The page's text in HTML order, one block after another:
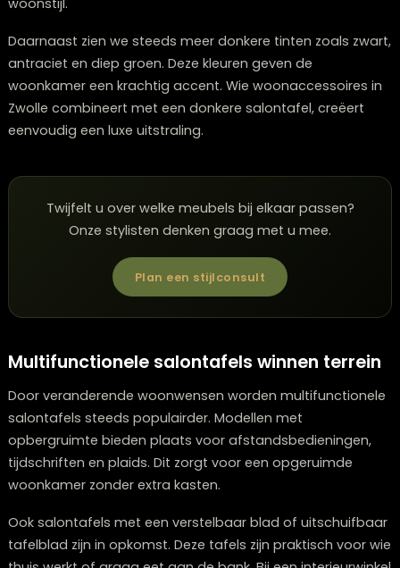
juiste salontafel erbij.
Kleuren die passen bij moderne
Natuurlijke kleuren blijven de basis. Houttinten zoals
walnoot en naturel eiken zorgen voor warmte en
passen goed bij zowel een landelijke als een moderne
woonstijl.
antraciet en diep groen. Deze kleuren geven de
woonkamer een krachtig accent. Wie
Zwolle combineert met een donkere salontafel,
eenvoudig een luxe uitstraling.
Twijfelt u over welke meubels bij elkaar passen?
Onze stylisten denken graag met u mee.